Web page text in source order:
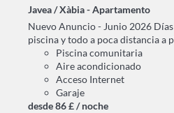
Javea / Xàbia -Apartamento
Nuevo Anuncio - Junio 2026
piscina y todo a poca distancia a
Piscina comunitaria
Aire acondicionado
Acceso Internet
Garaje
desde86 £/ noche